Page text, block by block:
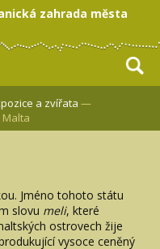
zahrada města
a zvířata —
Jméno tohoto státu
slovu meli, které
ostrovech žije
vysoce ceněný